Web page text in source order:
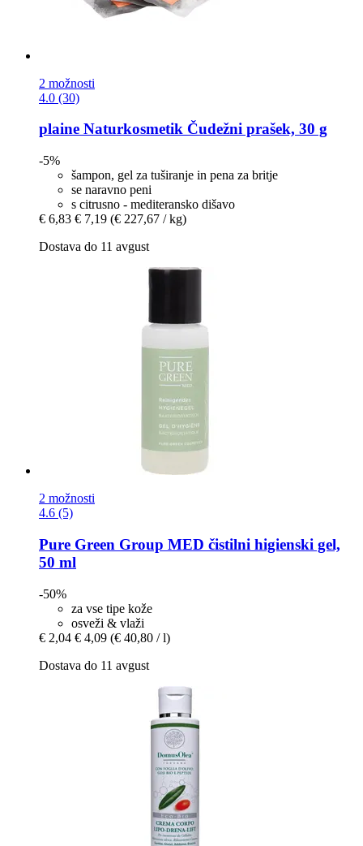
2 možnosti
4.0 (30)
plaine Naturkosmetik Čudežni prašek, 30 g
-5%
šampon, gel za tuširanje in pena za britje
se naravno peni
s citrusno - mediteransko dišavo
€ 6,83 € 7,19 (€ 227,67 / kg)
Dostava do 11 avgust
2 možnosti
4.6 (5)
Pure Green Group MED čistilni higienski gel,
50 ml
-50%
za vse tipe kože
osveži & vlaži
€ 2,04 € 4,09 (€ 40,80 / l)
Dostava do 11 avgust